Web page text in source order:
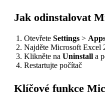
Jak odinstalovat
Otevřete Settings >
Najděte Microsoft Excel
Klikněte na Uninstall a
Restartujte počítač
Klíčové funkce